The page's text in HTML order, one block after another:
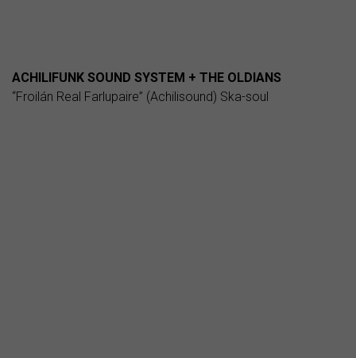
ACHILIFUNK SOUND SYSTEM + THE OLDIANS
“Froilán Real Farlupaire” (Achilisound) Ska-soul